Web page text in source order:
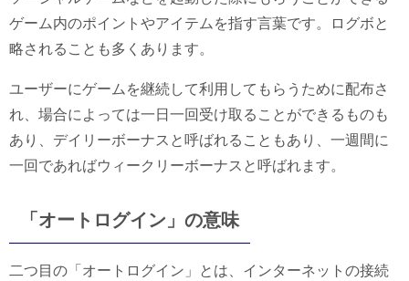
ゲーム内のポイントやアイテムを指す言葉です。ログボと
略されることも多くあります。
ユーザーにゲームを継続して利用してもらうために配布さ
れ、場合によっては一日一回受け取ることができるものも
あり、デイリーボーナスと呼ばれることもあり、一週間に
一回であればウィークリーボーナスと呼ばれます。
「オートログイン」の意味
二つ目の「オートログイン」とは、インターネットの接続